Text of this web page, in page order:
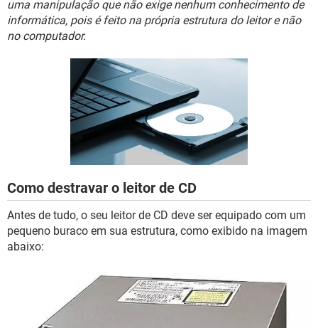
GUIA DE COMPRAS
INSTAGRAM GMAIL
CELULAR FACEBOOK
OUTLOOK
GUIA DE COMPRAS
uma manipulação que não exige nenhum conhecimento de
informática, pois é feito na própria estrutura do leitor e não
no computador.
Como destravar o leitor de CD
Antes de tudo, o seu leitor de CD deve ser equipado com um
pequeno buraco em sua estrutura, como exibido na imagem
abaixo: